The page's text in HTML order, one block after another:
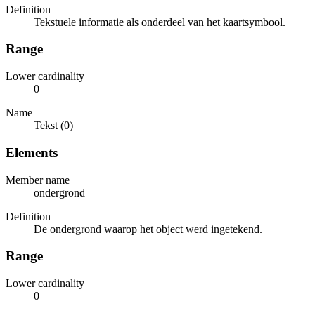
Definition
Tekstuele informatie als onderdeel van het kaartsymbool.
Range
Lower cardinality
0
Name
Tekst (0)
Elements
Member name
ondergrond
Definition
De ondergrond waarop het object werd ingetekend.
Range
Lower cardinality
0